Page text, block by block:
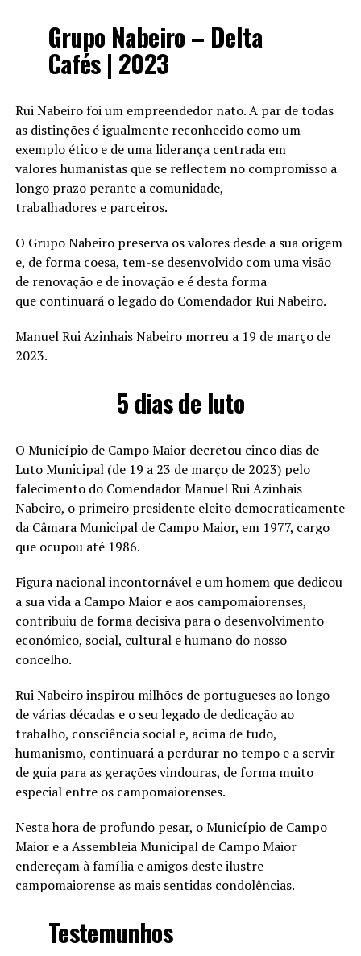
Grupo Nabeiro – Delta
Cafés | 2023
Rui Nabeiro foi um empreendedor nato. A par de todas
as distinções é igualmente reconhecido como um
exemplo ético e de uma liderança centrada em
valores humanistas que se reflectem no compromisso a
longo prazo perante a comunidade,
trabalhadores e parceiros.
O Grupo Nabeiro preserva os valores desde a sua origem
e, de forma coesa, tem-se desenvolvido com uma visão
de renovação e de inovação e é desta forma
que continuará o legado do Comendador Rui Nabeiro.
Manuel Rui Azinhais Nabeiro morreu a 19 de março de
2023.
5 dias de luto
O Município de Campo Maior decretou cinco dias de
Luto Municipal (de 19 a 23 de março de 2023) pelo
falecimento do Comendador Manuel Rui Azinhais
Nabeiro, o primeiro presidente eleito democraticamente
da Câmara Municipal de Campo Maior, em 1977, cargo
que ocupou até 1986.
Figura nacional incontornável e um homem que dedicou
a sua vida a Campo Maior e aos campomaiorenses,
contribuiu de forma decisiva para o desenvolvimento
económico, social, cultural e humano do nosso
concelho.
Rui Nabeiro inspirou milhões de portugueses ao longo
de várias décadas e o seu legado de dedicação ao
trabalho, consciência social e, acima de tudo,
humanismo, continuará a perdurar no tempo e a servir
de guia para as gerações vindouras, de forma muito
especial entre os campomaiorenses.
Nesta hora de profundo pesar, o Município de Campo
Maior e a Assembleia Municipal de Campo Maior
endereçam à família e amigos deste ilustre
campomaiorense as mais sentidas condolências.
Testemunhos